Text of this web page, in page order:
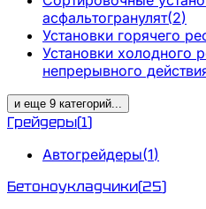
асфальтогранулят(2)
Установки горячего
Установки холодного
непрерывного
и еще 9 категорий...
Грейдеры(1)
Автогрейдеры(1)
Бетоноукладчики(25)